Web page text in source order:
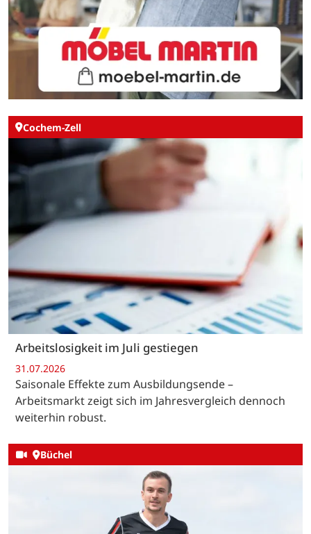
Cochem-Zell
Arbeitslosigkeit im Juli gestiegen
31.07.2026
Saisonale Effekte zum Ausbildungsende –
Arbeitsmarkt zeigt sich im Jahresvergleich dennoch
weiterhin robust.
Büchel